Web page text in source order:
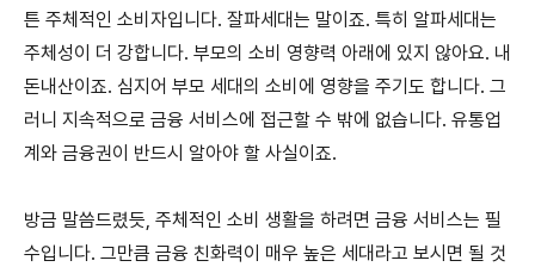
튼 주체적인 소비자입니다. 잘파세대는 말이죠. 특히 알파세대는
주체성이 더 강합니다. 부모의 소비 영향력 아래에 있지 않아요. 내
돈내산이죠. 심지어 부모 세대의 소비에 영향을 주기도 합니다. 그
러니 지속적으로 금융 서비스에 접근할 수 밖에 없습니다. 유통업
계와 금융권이 반드시 알아야 할 사실이죠.
방금 말씀드렸듯, 주체적인 소비 생활을 하려면 금융 서비스는 필
수입니다. 그만큼 금융 친화력이 매우 높은 세대라고 보시면 될 것